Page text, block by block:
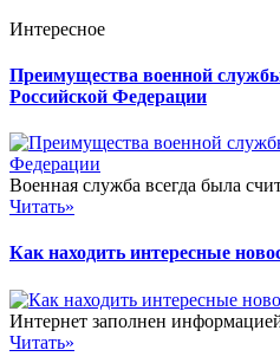
Интересное
Преимущества военной
Российской Федерации
Военная служба всегда была
Читать»
Как находить интересные
Интернет заполнен
Читать»